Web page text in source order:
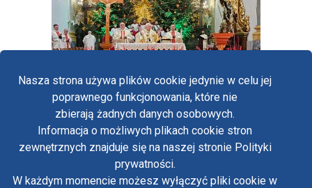
Nasza strona używa plików cookie jedynie w celu jej
poprawnego funkcjonowania, które nie
zbierają żadnych danych osobowych.
Informacja o możliwych plikach cookie stron
zewnętrznych znajduje się na naszej stronie Polityki
prywatności.
W każdym momencie możesz wyłączyć pliki cookie w
Polityka prywatności
Oświadczenie o dostępności